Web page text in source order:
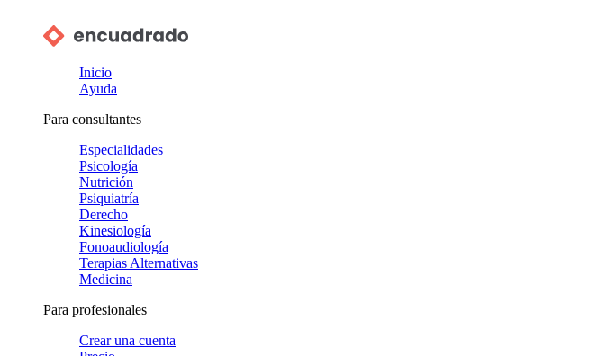
Inicio
Ayuda
Para consultantes
Especialidades
Psicología
Nutrición
Psiquiatría
Derecho
Kinesiología
Fonoaudiología
Terapias Alternativas
Medicina
Para profesionales
Crear una cuenta